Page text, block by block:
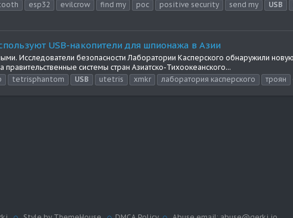
esp32 evilcrow find my poc positive security send my USB
USB-накопители для шпионажа в Азии
Исследователи безопасности Лаборатории Касперского обнаружили
системы стран Азиатско-Тихоокеанского...
tetrisphantom USB utetris xmkr лаборатория касперского троян